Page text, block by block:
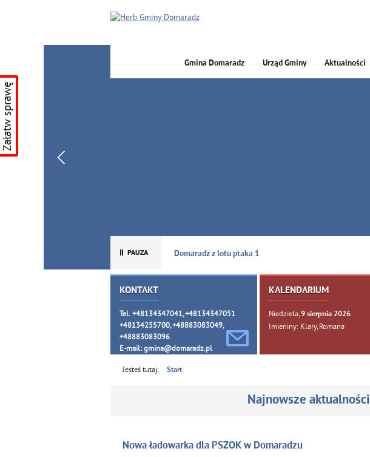
Gmina Domaradz Urząd Gminy Aktualności
Domaradz z lotu ptaka 1
KONTAKT
Tel. +48134347041, +48134347051
+48134255700, +48883083049,
+48883083096
E-mail: gmina@domaradz.pl
KALENDARIUM
Niedziela, 9sierpnia 2026
Imieniny: Klary, Romana
Załatw sprawę
Jesteś tutaj: Start
Najnowsze aktualności
Nowa ładowarka dla PSZOK w Domaradzu